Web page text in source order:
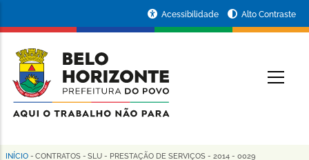
conteúdo
principal
da
Prefeitura
de
Acessibilidade Alto Contraste
INÍCIO - CONTRATOS - SLU - PRESTAÇÃO DE SERVIÇOS - 2014 - 0029